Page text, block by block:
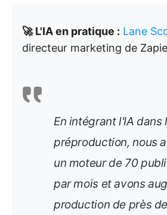
🚀 L'IA en pratique : Lane
directeur marketing de
En intégrant l'IA dans
préproduction, nous
un moteur de 70
par mois et avons
production de près